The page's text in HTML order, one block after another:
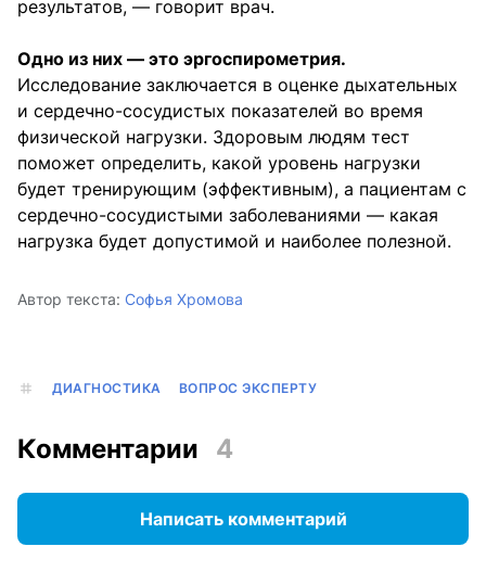
результатов, — говорит врач.
Одно из них — это эргоспирометрия.
Исследование заключается в оценке дыхательных
и сердечно-сосудистых показателей во время
физической нагрузки. Здоровым людям тест
поможет определить, какой уровень нагрузки
будет тренирующим (эффективным), а пациентам с
сердечно-сосудистыми заболеваниями — какая
нагрузка будет допустимой и наиболее полезной.
Автор текста: Софья Хромова
ДИАГНОСТИКА ВОПРОС ЭКСПЕРТУ
Комментарии 4
Написать комментарий